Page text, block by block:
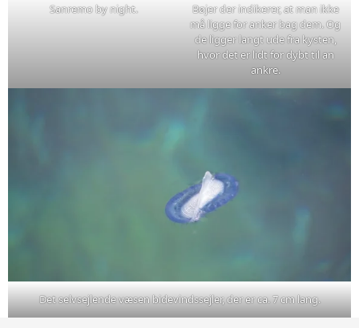
Sanremo by night.
Bøjer der indikerer, at man ikke
må ligge for anker bag dem. Og
de ligger langt ude fra kysten,
hvor det er lidt for dybt til an
ankre.
Det selvsejlende væsen bidevindssejler, der er ca. 7 cm lang.